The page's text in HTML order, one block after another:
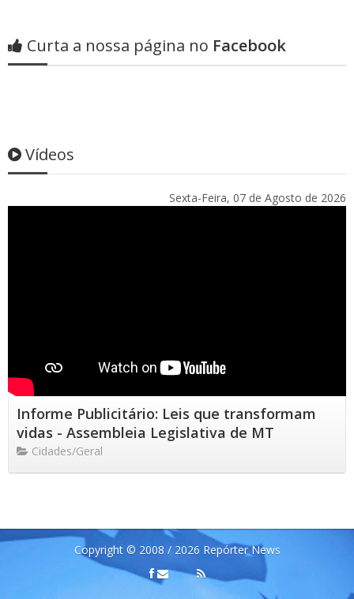
Curta a nossa página no Facebook
Vídeos
Sexta-Feira, 07 de Agosto de 2026
Informe Publicitário: Leis que transformam
vidas - Assembleia Legislativa de MT
Cidades/Geral
Copyright © 2008 / 2026 Repórter News